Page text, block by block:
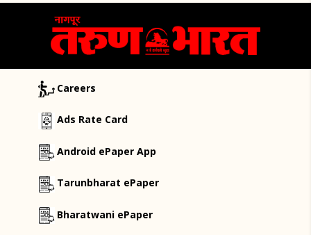
Careers
Ads Rate Card
Android ePaper App
Tarunbharat ePaper
Bharatwani ePaper